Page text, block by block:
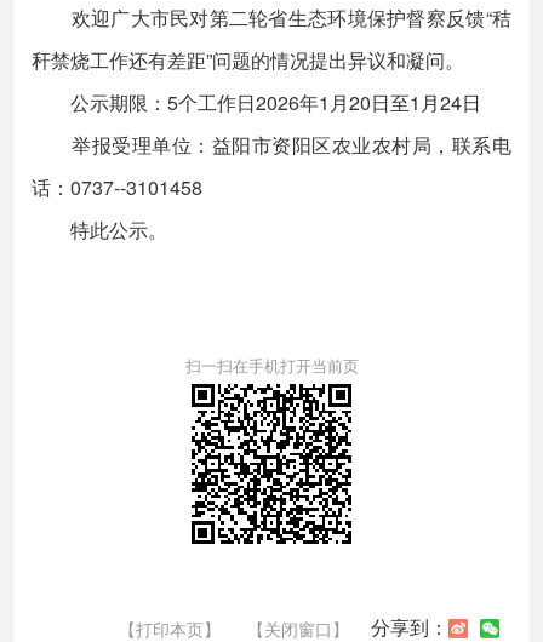
欢迎广大市民对第二轮省生态环境保护督察反馈“秸
秆禁烧工作还有差距”问题的情况提出异议和凝问。
公示期限：5个工作日2026年1月20日至1月24日
举报受理单位：益阳市资阳区农业农村局，联系电
话：0737--3101458
特此公示。
扫一扫在手机打开当前页
【打印本页】 【关闭窗口】 分享到：